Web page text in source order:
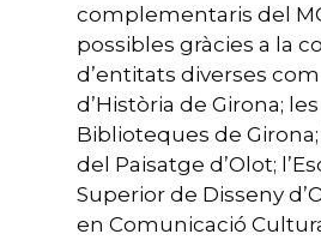
complementaris del
possibles gràcies a la
d’entitats diverses
d’Història de Girona; les
Biblioteques de Girona;
del Paisatge d’Olot;
Superior de Disseny
en Comunicació